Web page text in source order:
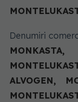
Denumiri
MONKASTA,
ALVOGEN,